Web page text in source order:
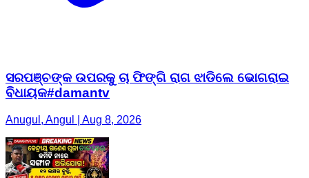
ସରପଞ୍ଚଙ୍କ ଉପରକୁ ଚା ଫିଙ୍ଗି ରାଗ ଝାଡିଲେ ଭୋଗରାଇ
ବିଧାୟକ#damantv
Anugul, Angul | Aug 8, 2026